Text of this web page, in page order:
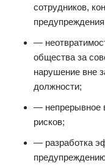
сотрудников,
—
общества за
нарушение вне
должности;
— непрерывное
рисков;
— разработка